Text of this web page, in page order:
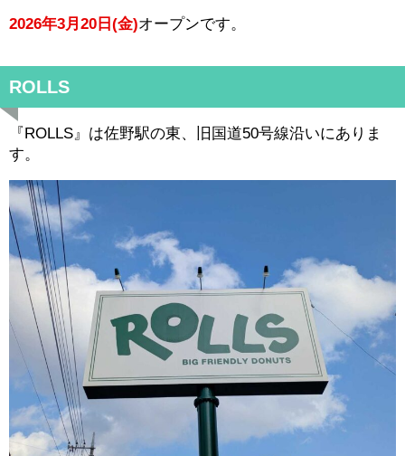
2026年3月20日(金)オープンです。
ROLLS
『ROLLS』は佐野駅の東、旧国道50号線沿いにありま
す。